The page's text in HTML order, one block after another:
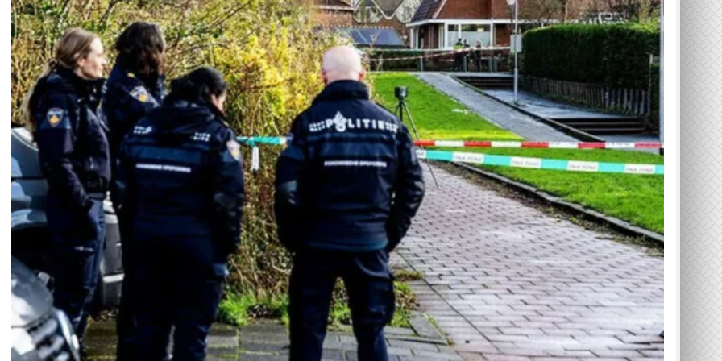
روزنامہ سارا جہان پاکستان ، 15 اپریل 2026 روزنامہ سارا جہان پاکستان ، 15 اپریل 2026